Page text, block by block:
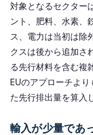
対象となるセクター
ント、肥料、水素、
ス、電力は当初は除
クスは後から追加さ
る先行材料を含む複
EUのアプローチよ
た先行排出量を算入
輸入が少量であ